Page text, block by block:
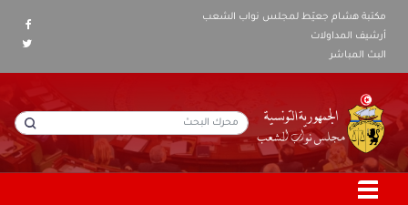
مكتبة هشام جعيّط لمجلس نواب الشعب
أرشيف المداولات
البث المباشر